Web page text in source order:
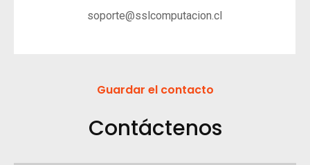
soporte@sslcomputacion.cl
Guardar el contacto
Contáctenos